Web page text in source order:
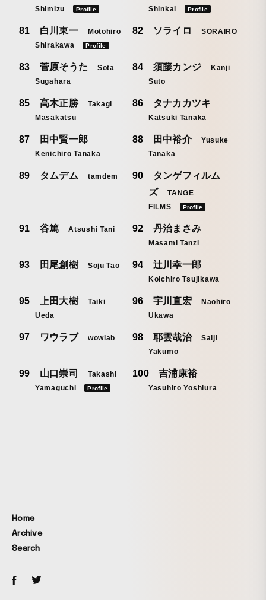
Shimizu
Profile
Shinkai
Profile
白川東一
Motohiro
Shirakawa
Profile
ソライロ SORAIRO
菅原そうた
Sota
Sugahara
須藤カンジ
Kanji
Suto
高木正勝
Takagi
Masakatsu
タナカカツキ
Katsuki Tanaka
田中賢一郎
Kenichiro Tanaka
田中裕介
Yusuke
Tanaka
タムデム tamdem
タンゲフィルム
ズ
TANGE
FILMS
Profile
谷篤 Atsushi Tani 丹治まさみ
Masami Tanzi
田尾創樹 Soju Tao 辻川幸一郎
Koichiro Tsujikawa
上田大樹
Taiki
Ueda
宇川直宏
Naohiro
Ukawa
ワウラブ wowlab 耶雲哉治
Saiji
Yakumo
山口崇司
Takashi
Yamaguchi
Profile
吉浦康裕
Yasuhiro Yoshiura
Home
Archive
Search